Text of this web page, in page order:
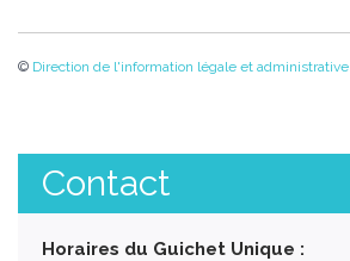
© Direction de l'information légale et administrative
Contact
Horaires du Guichet Unique :